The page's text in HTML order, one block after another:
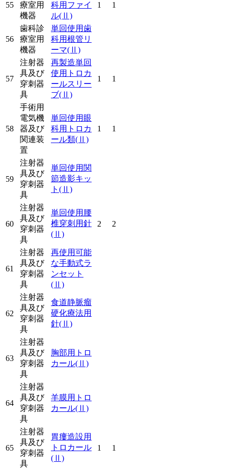
55
療室用
機器
科用ファイ
ル(Ⅱ)
1 1
56
歯科診
療室用
機器
単回使用歯
科用根管リ
ーマ(Ⅱ)
57
注射器
具及び
穿刺器
具
再製造単回
使用トロカ
ールスリー
ブ(Ⅱ)
1 1
58
手術用
電気機
器及び
関連装
置
単回使用眼
科用トロカ
ール類(Ⅱ)
1 1
59
注射器
具及び
穿刺器
具
単回使用関
節造影キッ
ト (Ⅱ)
60
注射器
具及び
穿刺器
具
単回使用腰
椎穿刺用針
(Ⅱ)
2 2
61
注射器
具及び
穿刺器
具
再使用可能
な手動式ラ
ンセット
(Ⅱ)
62
注射器
具及び
穿刺器
具
食道静脈瘤
硬化療法用
針(Ⅱ)
63
注射器
具及び
穿刺器
具
胸部用トロ
カール(Ⅱ)
64
注射器
具及び
穿刺器
具
羊膜用トロ
カール(Ⅱ)
65
注射器
具及び
穿刺器
具
胃瘻造設用
トロカール
(Ⅱ)
1 1